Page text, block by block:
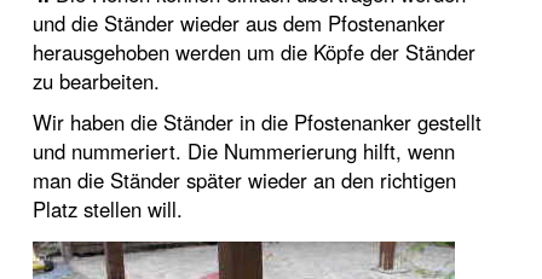
und die Ständer wieder aus dem Pfostenanker
herausgehoben werden um die Köpfe der Ständer
zu bearbeiten.
Wir haben die Ständer in die Pfostenanker gestellt
und nummeriert. Die Nummerierung hilft, wenn
man die Ständer später wieder an den richtigen
Platz stellen will.